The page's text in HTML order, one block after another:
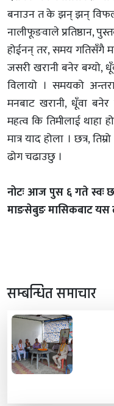
बनाउन त के झन् झन् विफल
नालीफूङवाले प्रतिष्ठान,
होईनन् तर, समय गतिसँगै
जसरी खरानी बनेर बग्यो,
विलायो । समयको
मनबाट खरानी, धूँवा बनेर
महत्व कि तिमीलाई थाहा
मात्र याद होला । छत्र,
ढोग चढाउछु ।
नोटः आज पुस ६ गते स्वः
माङसेबुङ मासिकबाट यस
सम्बन्धित समाचार